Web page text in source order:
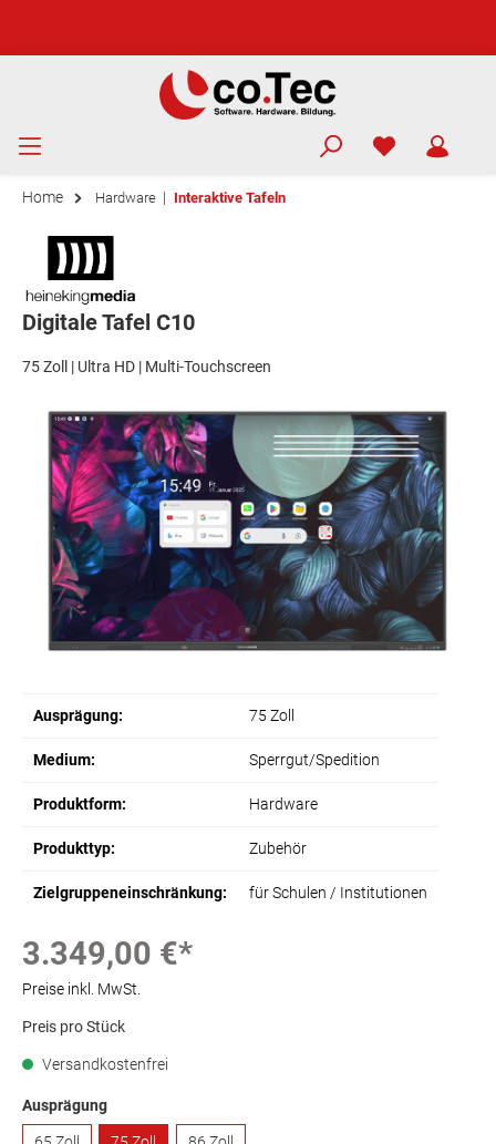
Home Hardware | Interaktive Tafeln
Digitale Tafel C10
75 Zoll | Ultra HD | Multi-Touchscreen
Ausprägung: 75 Zoll
Medium: Sperrgut/Spedition
Produktform: Hardware
Produkttyp: Zubehör
Zielgruppeneinschränkung: für Schulen / Institutionen
3.349,00 €*
Preise inkl. MwSt.
Preis pro Stück
Versandkostenfrei
Ausprägung